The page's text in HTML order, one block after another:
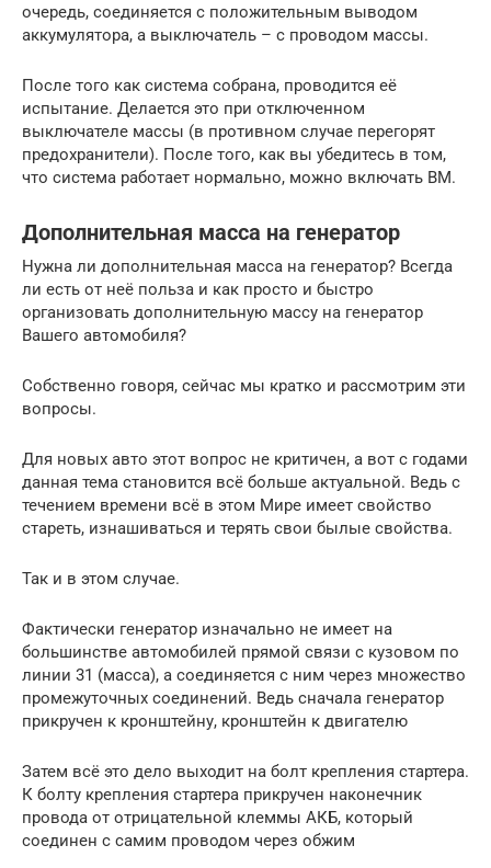
очередь, соединяется с положительным выводом
аккумулятора, а выключатель – с проводом массы.
После того как система собрана, проводится её
испытание. Делается это при отключенном
выключателе массы (в противном случае перегорят
предохранители). После того, как вы убедитесь в том,
что система работает нормально, можно включать ВМ.
Дополнительная масса на генератор
Нужна ли дополнительная масса на генератор? Всегда
ли есть от неё польза и как просто и быстро
организовать дополнительную массу на генератор
Вашего автомобиля?
Собственно говоря, сейчас мы кратко и рассмотрим эти
вопросы.
Для новых авто этот вопрос не критичен, а вот с годами
данная тема становится всё больше актуальной. Ведь с
течением времени всё в этом Мире имеет свойство
стареть, изнашиваться и терять свои былые свойства.
Так и в этом случае.
Фактически генератор изначально не имеет на
большинстве автомобилей прямой связи с кузовом по
линии 31 (масса), а соединяется с ним через множество
промежуточных соединений. Ведь сначала генератор
прикручен к кронштейну, кронштейн к двигателю
Затем всё это дело выходит на болт крепления стартера.
К болту крепления стартера прикручен наконечник
провода от отрицательной клеммы АКБ, который
соединен с самим проводом через обжим